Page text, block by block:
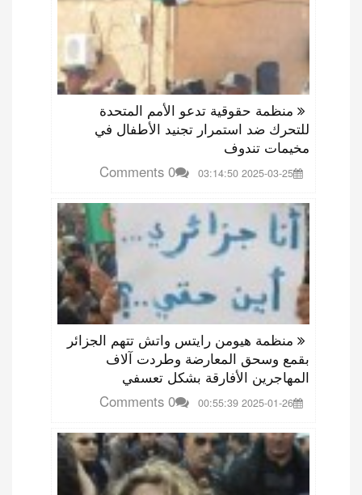
منظمة حقوقية تدعو الأمم المتحدة
للتحرك ضد استمرار تجنيد الأطفال في
مخيمات تندوف
2025-03-25 03:14:50
0 Comments
منظمة هيومن رايتس واتش تتهم الجزائر
بقمع وسحق المعارضة وطردت آلاف
المهاجرين الأفارقة بشكل تعسفي
2025-01-26 00:55:39
0 Comments